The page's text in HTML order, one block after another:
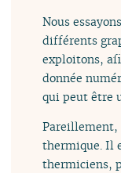
Nous
différents
exploitons,
donnée
qui peut être
Pareillement,
thermique. Il
thermiciens,